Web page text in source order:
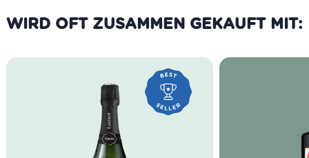
WIRD OFT ZUSAMMEN GEKAUFT MIT: